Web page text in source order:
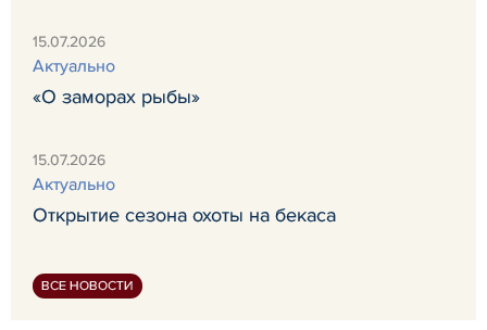
15.07.2026
Актуально
«О заморах рыбы»
15.07.2026
Актуально
Открытие сезона охоты на бекаса
ВСЕ НОВОСТИ